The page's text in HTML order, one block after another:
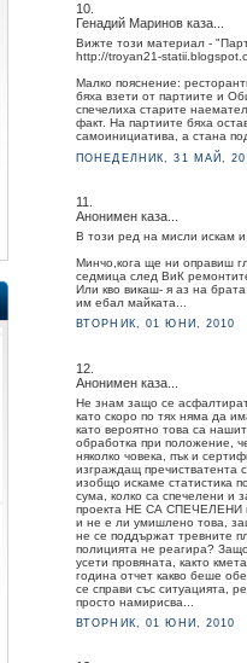
10.
Генадий Маринов каза...
Вижте този материал -
http://troyan21-
Малко пояснение:
бяха взети от партиите и
спечелиха старите
факт. На партиите бяха
самоинициатива, а стана
ПОНЕДЕЛНИК, 31 МАЙ,
11.
Анонимен каза...
В този ред на мисли искам
Минчо,кога ще ни оправиш
седмица след ВиК
Или кво викаш- я аз на
им ебал майката...
ВТОРНИК, 01 ЮНИ, 2010
12.
Анонимен каза...
Не знам защо се
като скоро по тях няма да
като вероятно това са
обработка при положение,
няколко човека, пък и
изграждащ пречистватента
изобщо искаме статистика
сума, колко са спечелени и
проекта НЕ СА СПЕЧЕЛЕНИ
и не е ли умишлено това,
не се поддържат тревните
полицията не реагира?
усети провяната, както
година отчет какво беше
се справи със ситуацията,
просто намирисва...
ВТОРНИК, 01 ЮНИ, 2010